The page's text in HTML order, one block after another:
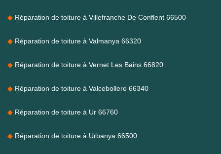
Réparation de toiture à Villefranche De Conflent 66500
Réparation de toiture à Valmanya 66320
Réparation de toiture à Vernet Les Bains 66820
Réparation de toiture à Valcebollere 66340
Réparation de toiture à Ur 66760
Réparation de toiture à Urbanya 66500